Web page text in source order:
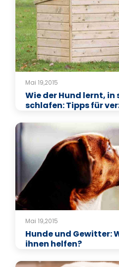
Mai 19,2015
Wie der Hund lernt, in
schlafen: Tipps für
Mai 19,2015
Hunde und Gewitter:
ihnen helfen?